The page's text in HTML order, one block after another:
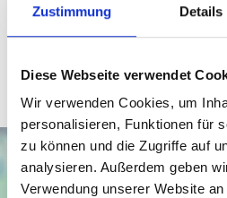
Zustimmung Details
Diese Webseite verwendet
Wir verwenden Cookies, um
personalisieren, Funktionen für
zu können und die Zugriffe auf
analysieren. Außerdem geben
Verwendung unserer Website
Telefax: 0571 870 490 05
weihe@wb-immobilien.de